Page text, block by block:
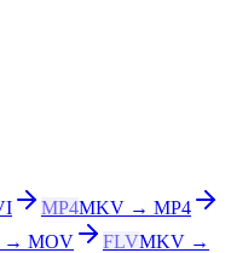
MP4MKV → MP4
→ MOV FLVMKV →